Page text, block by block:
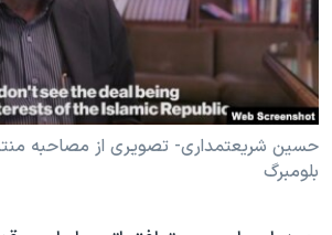
فرهنگ و زندگی
حقوق شهروندی
اقتصادی
علم و فناوری
اسرائیل در جنگ
مستندها
انتخابات ریاست جمهوری آمریکا ۲۰۲۴
حمله جمهوری اسلامی به اسرائیل
رمز مهسا
ورزش زنان در ایران
دنبال کنید
زبانهای مختلف
حسین شریعتمداری- تصویری از مصاحبه
بلومبرگ